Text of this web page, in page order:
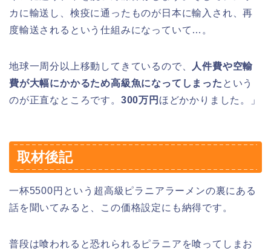
カに輸送し、検疫に通ったものが日本に輸入され、再
度輸送されるという仕組みになっていて…。
地球一周分以上移動してきているので、
人件費や空輸
費が大幅にかかるため高級魚になってしまった という
のが正直なところです。 300万円 ほどかかりました。」
取材後記
一杯5500円という超高級ピラニアラーメンの裏にある
話を聞いてみると、この価格設定にも納得です。
普段は喰われると恐れられるピラニアを喰ってしまお